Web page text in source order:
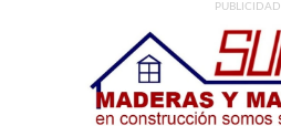
PUBLICIDAD